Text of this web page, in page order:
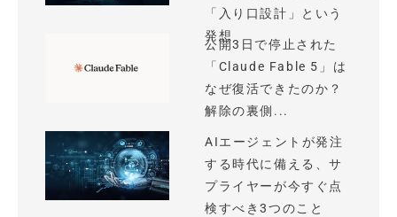
「入り口設計」という
発想
公開3日で停止された
「Claude Fable 5」は
なぜ復活できたのか？
解除の裏側...
AIエージェントが発注
する時代に備える、サ
プライヤーが今すぐ点
検すべき3つのこと